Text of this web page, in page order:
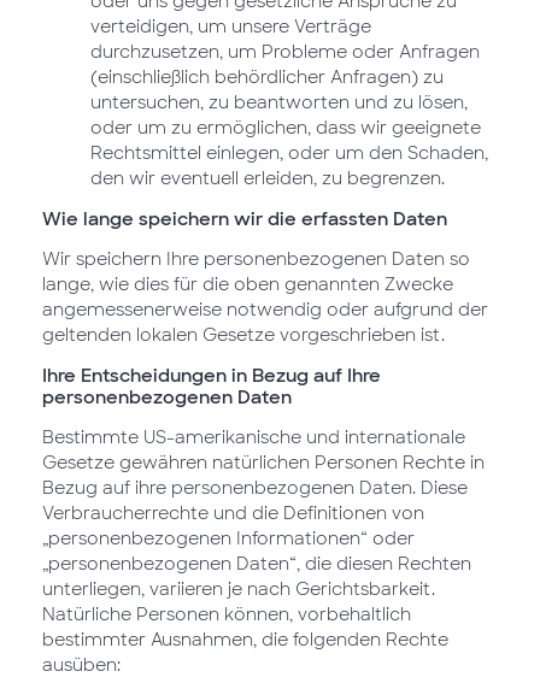
verteidigen, um unsere Verträge
durchzusetzen, um Probleme oder Anfragen
(einschließlich behördlicher Anfragen) zu
untersuchen, zu beantworten und zu lösen,
oder um zu ermöglichen, dass wir geeignete
Rechtsmittel einlegen, oder um den Schaden,
den wir eventuell erleiden, zu begrenzen.
Wie lange speichern wir die erfassten Daten
Wir speichern Ihre personenbezogenen Daten so
lange, wie dies für die oben genannten Zwecke
angemessenerweise notwendig oder aufgrund der
geltenden lokalen Gesetze vorgeschrieben ist.
Ihre Entscheidungen in Bezug auf Ihre
personenbezogenen Daten
Bestimmte US-amerikanische und internationale
Gesetze gewähren natürlichen Personen Rechte in
Bezug auf ihre personenbezogenen Daten. Diese
Verbraucherrechte und die Definitionen von
„personenbezogenen Informationen“ oder
„personenbezogenen Daten“, die diesen Rechten
unterliegen, variieren je nach Gerichtsbarkeit.
Natürliche Personen können, vorbehaltlich
bestimmter Ausnahmen, die folgenden Rechte
ausüben: